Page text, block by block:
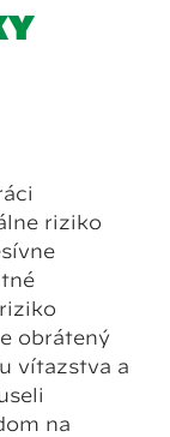
riziko
obrátený
víťazstva a
na